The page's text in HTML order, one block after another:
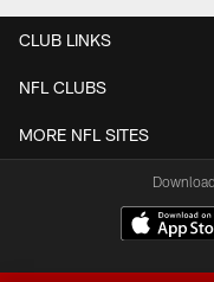
CLUB LINKS
NFL CLUBS
MORE NFL SITES